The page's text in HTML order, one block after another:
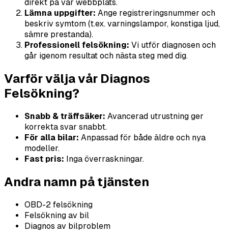
direkt på vår webbplats.
Lämna uppgifter: Ange registreringsnummer och
beskriv symtom (t.ex. varningslampor, konstiga ljud,
sämre prestanda).
Professionell felsökning: Vi utför diagnosen och
går igenom resultat och nästa steg med dig.
Varför välja vår Diagnos
Felsökning?
Snabb & träffsäker: Avancerad utrustning ger
korrekta svar snabbt.
För alla bilar: Anpassad för både äldre och nya
modeller.
Fast pris: Inga överraskningar.
Andra namn på tjänsten
OBD-2 felsökning
Felsökning av bil
Diagnos av bilproblem